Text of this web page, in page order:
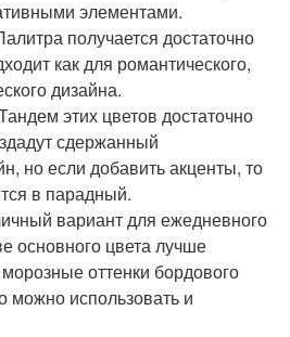
элементами.
получается достаточно
как для романтического,
дизайна.
этих цветов достаточно
сдержанный
но если добавить акценты, то
в парадный.
вариант для ежедневного
основного цвета лучше
оттенки бордового
можно использовать и